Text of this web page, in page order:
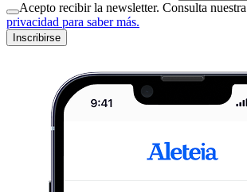
Acepto recibir la newsletter. Consulta nuestra
privacidad para saber más.
Inscribirse